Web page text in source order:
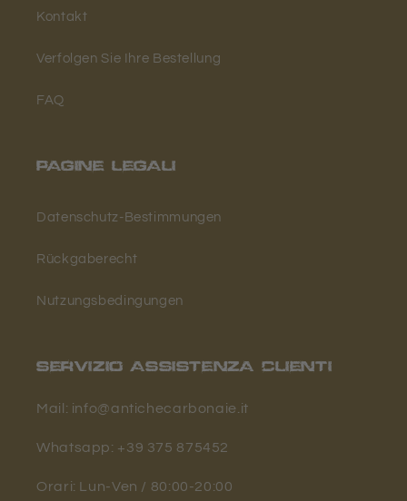
Kontakt
Verfolgen Sie Ihre Bestellung
FAQ
PAGINE LEGALI
Datenschutz-Bestimmungen
Rückgaberecht
Nutzungsbedingungen
SERVIZIO ASSISTENZA CLIENTI
Mail: info@antichecarbonaie.it
Whatsapp: +39 375 875452
Orari: Lun-Ven / 80:00-20:00